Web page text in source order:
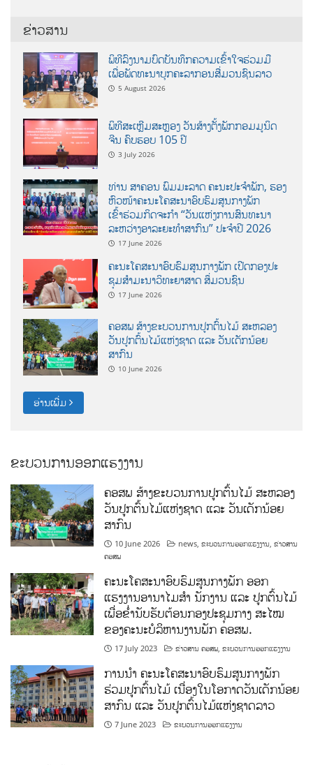
ຂ່າວສານ
ພິທີລົງນາມບົດບັນທຶກຄວາມເຂົ້າໃຈຮ່ວມມື
ເພື່ອພັດທະນາບຸກຄະລາກອນສື່ມວນຊົນລາວ
5 August 2026
ພິທີສະເຫຼີມສະຫຼອງ ວັນສ້າງຕັ້ງພັກກອມມູນິດ
ຈີນ ຄົບຮອບ 105 ປີ
3 July 2026
ທ່ານ ສາຄອນ ພົມມະລາດ ຄະນະປະຈໍາພັກ, ຮອງ
ຫົວໜ້າຄະນະໂຄສະນາອົບຮົມສູນກາງພັກ
ເຂົ້າຮ່ວມກິດຈະກຳ “ວັນແຫ່ງການສົນທະນາ
ລະຫວ່າງອາລະຍະທຳສາກົນ” ປະຈຳປີ 2026
17 June 2026
ຄະນະໂຄສະນາອົບຮົມສູນກາງພັກ ເປີດກອງປະ
ຊຸມສຳມະນາວິທະຍາສາດ ສຶ່ມວນຊົນ
17 June 2026
ຄອສພ ສ້າງຂະບວນການປູກຕົ້ນໄມ້ ສະຫລອງ
ວັນປູກຕົ້ນໄມ້ແຫ່ງຊາດ ແລະ ວັນເດັກນ້ອຍ
ສາກົນ
10 June 2026
ອ່ານເພີ່ມ
ຂະບວນການອອກແຮງງານ
ຄອສພ ສ້າງຂະບວນການປູກຕົ້ນໄມ້ ສະຫລອງ
ວັນປູກຕົ້ນໄມ້ແຫ່ງຊາດ ແລະ ວັນເດັກນ້ອຍ
ສາກົນ
10 June 2026 news,ຂະບວນການອອກແຮງງານ,ຂ່າວສານ
ຄອສພ
ຄະນະໂຄສະນາອົບຮົມສູນກາງພັກ ອອກ
ແຮງງານອານາໄມສໍາ ນັກງານ ແລະ ປູກຕົ້ນໄມ້
ເພື່ອຂໍ່ານັບຮັບຕ້ອນກອງປະຊຸມກາງ ສະໄໝ
ຂອງຄະນະບໍລິຫານງານພັກ ຄອສພ.
17 July 2023 ຂ່າວສານ ຄອສພ,ຂະບວນການອອກແຮງງານ
ການນໍາ ຄະນະໂຄສະນາອົບຮົມສູນກາງພັກ
ຮ່ວມປູກຕົ້ນໄມ້ ເນື່ອງໃນໂອກາດວັນເດັກນ້ອຍ
ສາກົນ ແລະ ວັນປູກຕົ້ນໄມ້ແຫ່ງຊາດລາວ
7 June 2023 ຂະບວນການອອກແຮງງານ